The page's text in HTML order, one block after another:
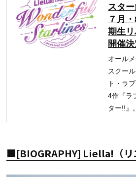
スタ
７月
期生リ
開催決
オール
スクー
ト・ラ
4作『ラ
ター!!』
■[BIOGRAPHY] Liella!（リ